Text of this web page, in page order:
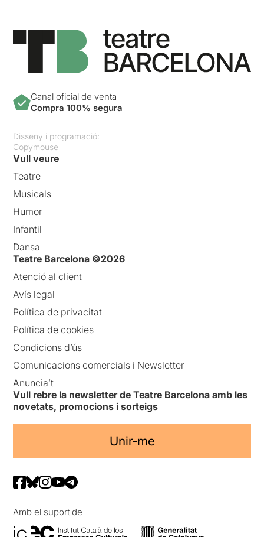
Canal oficial de venta
Compra 100% segura
Disseny i programació:
Copymouse
Vull veure
Teatre
Musicals
Humor
Infantil
Dansa
Teatre Barcelona ©2026
Atenció al client
Avís legal
Política de privacitat
Política de cookies
Condicions d’ús
Comunicacions comercials i Newsletter
Anuncia’t
Vull rebre la newsletter de Teatre Barcelona amb les
novetats, promocions i sorteigs
Unir-me
Amb el suport de